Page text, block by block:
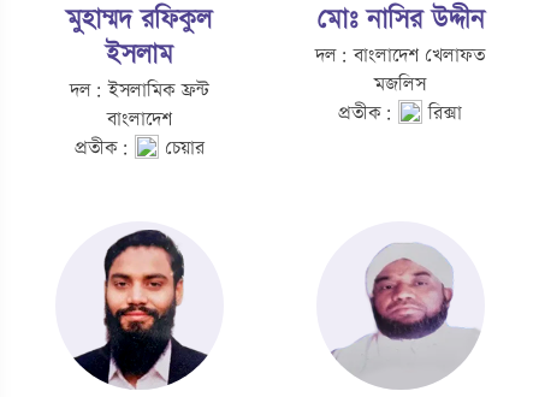
মুহাম্মদ রফিকুল
ইসলাম
দল: ইসলামিক ফ্রন্ট
বাংলাদেশ
প্রতীক:
চেয়ার
মোঃ নাসির উদ্দীন
দল: বাংলাদেশ খেলাফত
মজলিস
প্রতীক:
রিক্সা